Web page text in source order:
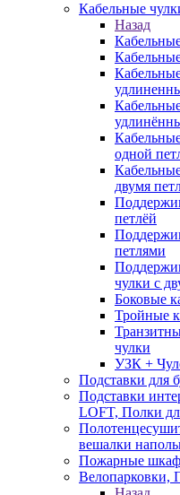
Кабельные
Назад
одной
двумя
петлёй
петлями
чулки с
Боковые
Тройные
чулки
УЗК +
Подставки для
Подставки
LOFT, Полки
вешалки
Пожарные
Велопарковки,